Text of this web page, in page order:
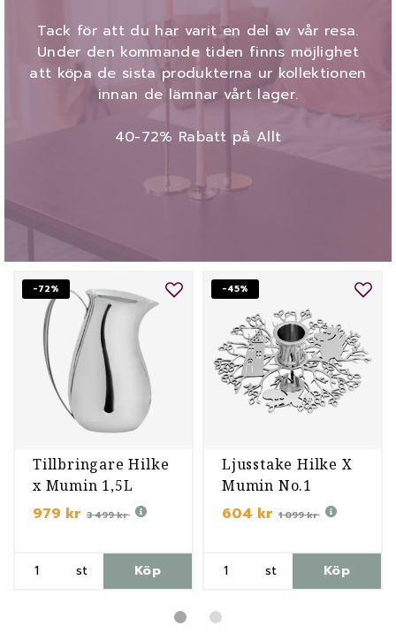
Tack för att du har varit en del av vår resa.
Under den kommande tiden finns möjlighet
att köpa de sista produkterna ur kollektionen
innan de lämnar vårt lager.
40-72% Rabatt på Allt
-72%
Tillbringare Hilke
x Mumin 1,5L
979 kr 3 499 kr
st Köp
-45%
Ljusstake Hilke X
Mumin No.1
604 kr 1 099 kr
st Köp